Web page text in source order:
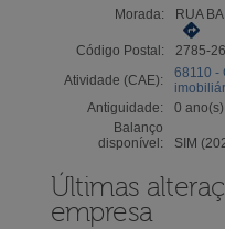
Morada:
RUA
Código Postal:
2785-
Atividade (CAE):
68110 -
Antiguidade:
0 ano(s)
Balanço
disponível:
SIM
Últimas
empresa